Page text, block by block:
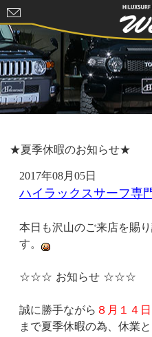
SHOP
★夏季休暇のお知らせ★
2017年08月05日
ハイラックスサーフ専
本日も沢山のご来店を賜
す。
☆☆☆ お知らせ ☆☆☆
誠に勝手ながら ８月１４
まで夏季休暇の為、休業